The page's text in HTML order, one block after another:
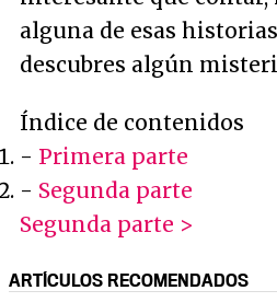
alguna de esas
descubres algún
Índice de contenidos
- Primera parte
- Segunda parte
Segunda parte >
ARTÍCULOS RECOMENDADOS